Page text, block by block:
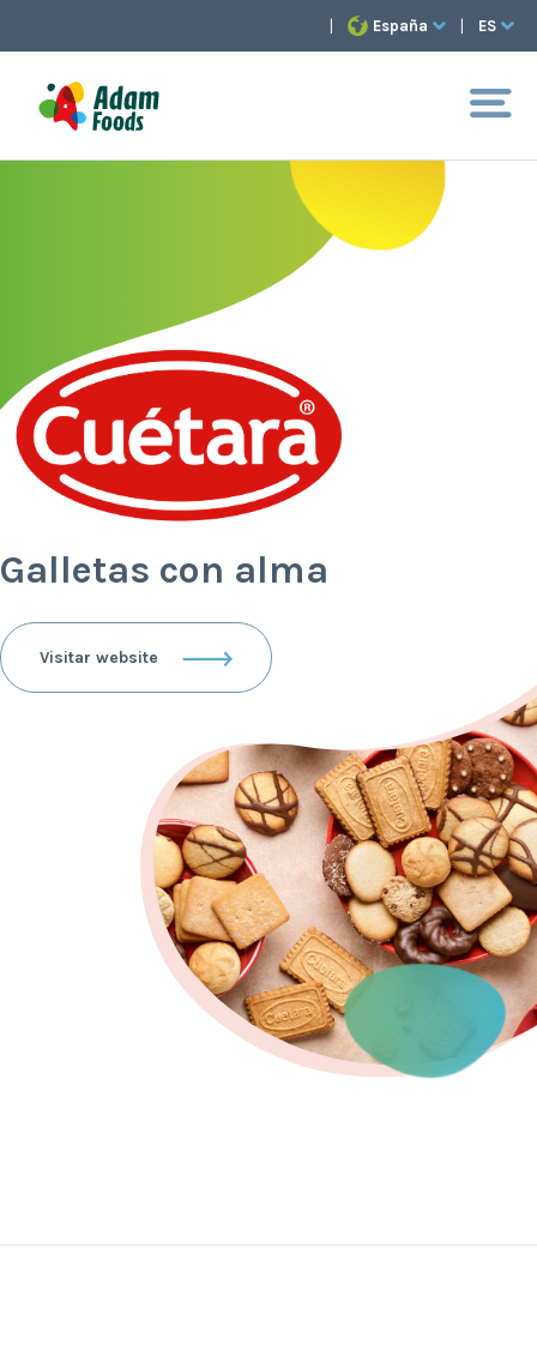
España ES
Galletas con alma
Visitar website